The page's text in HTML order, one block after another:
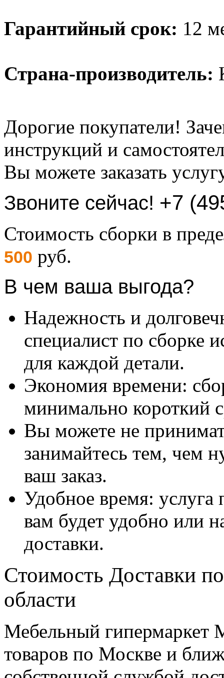
Гарантийный срок: 12
Страна-производитель:
Дорогие покупатели!
инструкций и
Вы можете заказать
Звоните сейчас! +7
Стоимость сборки в
500 руб.
В чем ваша выгода?
Надежность и
специалист по сборке
для каждой детали.
Экономия времени:
минимально короткий
Вы можете не
занимайтесь тем, чем
ваш заказ.
Удобное время: услуга
вам будет удобно или
доставки.
Стоимость Доставки
области
Мебельный гипермаркет
товаров по Москве и